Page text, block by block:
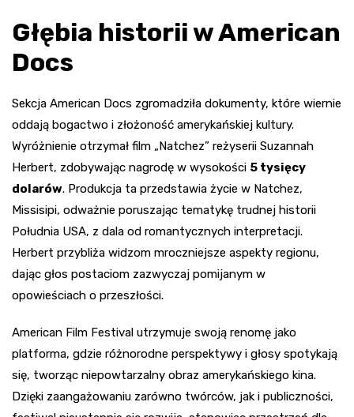
Głębia historii w American
Docs
Sekcja American Docs zgromadziła dokumenty, które wiernie
oddają bogactwo i złożoność amerykańskiej kultury.
Wyróżnienie otrzymał film „Natchez” reżyserii Suzannah
Herbert, zdobywając nagrodę w wysokości 5 tysięcy
dolarów. Produkcja ta przedstawia życie w Natchez,
Missisipi, odważnie poruszając tematykę trudnej historii
Południa USA, z dala od romantycznych interpretacji.
Herbert przybliża widzom mroczniejsze aspekty regionu,
dając głos postaciom zazwyczaj pomijanym w
opowieściach o przeszłości.
American Film Festival utrzymuje swoją renomę jako
platforma, gdzie różnorodne perspektywy i głosy spotykają
się, tworząc niepowtarzalny obraz amerykańskiego kina.
Dzięki zaangażowaniu zarówno twórców, jak i publiczności,